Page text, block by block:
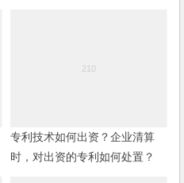
专利技术如何出资？企业清算
时，对出资的专利如何处置？